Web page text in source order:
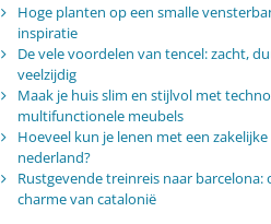
Hoge planten op een smalle
inspiratie
De vele voordelen van tencel: zacht,
veelzijdig
Maak je huis slim en stijlvol met
multifunctionele meubels
Hoeveel kun je lenen met een
nederland?
Rustgevende treinreis naar barcelona:
charme van catalonië